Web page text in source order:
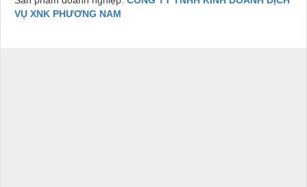
VỤ XNK PHƯƠNG NAM